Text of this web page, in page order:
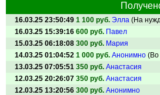
16.03.25 23:50:49 1 100 руб. Элла (На
16.03.25 15:39:16 600 руб. Павел
15.03.25 06:18:08 300 руб. Мария
14.03.25 01:04:52 1 000 руб. Анонимно (Во
13.03.25 07:05:51 350 руб. Анастасия
12.03.25 20:26:07 350 руб. Анастасия
12.03.25 13:20:56 300 руб. Анонимно